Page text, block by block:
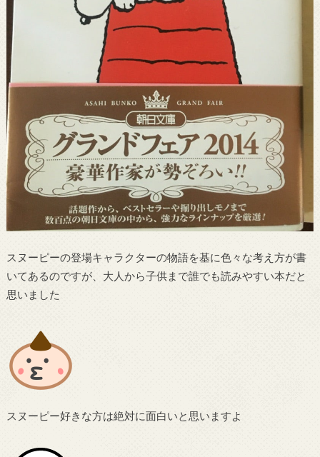
スヌーピーの登場キャラクターの物語を基に色々な考え方が書
いてあるのですが、大人から子供まで誰でも読みやすい本だと
思いました
スヌーピー好きな方は絶対に面白いと思いますよ